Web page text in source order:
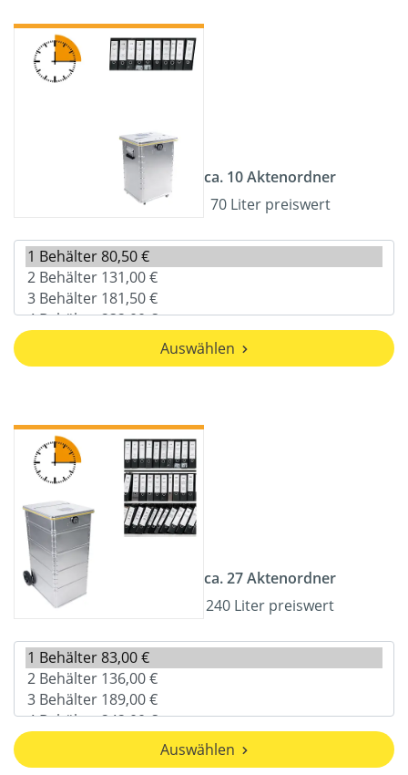
ca. 10 Aktenordner
70 Liter preiswert
Auswählen
ca. 27 Aktenordner
240 Liter preiswert
Auswählen